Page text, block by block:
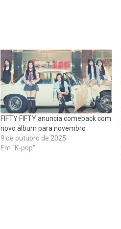
FIFTY FIFTY anuncia comeback com
novo álbum para novembro
9 de outubro de 2025
Em "K-pop"